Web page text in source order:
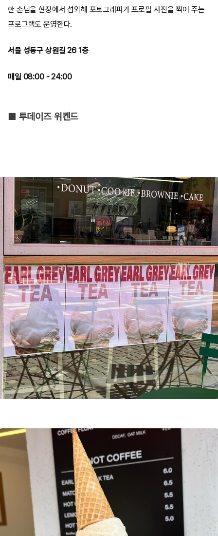
한 손님을 현장에서 섭외해 포토그래퍼가 프로필 사진을 찍어 주는
프로그램도 운영한다.
서울 성동구 상원길 26 1층
매일 08:00 - 24:00
■ 투데이즈 위켄드